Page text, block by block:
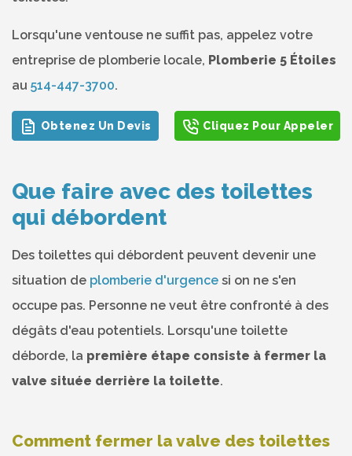
Lorsqu'une ventouse ne suffit pas, appelez votre
entreprise de plomberie locale, Plomberie 5 Étoiles
au 514-447-3700.
Obtenez Un Devis Cliquez Pour Appeler
Que faire avec des toilettes
qui débordent
Des toilettes qui débordent peuvent devenir une
situation de plomberie d'urgence si on ne s'en
occupe pas. Personne ne veut être confronté à des
dégâts d'eau potentiels. Lorsqu'une toilette
déborde, la première étape consiste à fermer la
valve située derrière la toilette.
Comment fermer la valve des toilettes